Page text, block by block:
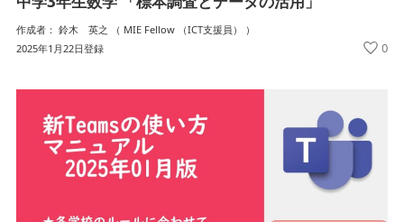
作成者： 鈴木 英之 （ MIE Fellow （ICT支援員） ）
2025年1月22日登録
0